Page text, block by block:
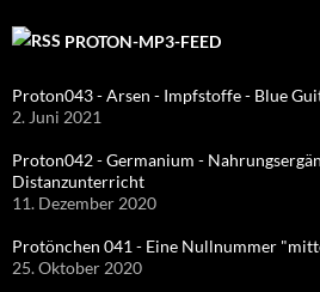
PROTON-MP3-FEED
Proton043 - Arsen - Impfstoffe - Blue
2. Juni 2021
Proton042 - Germanium -
Distanzunterricht
11. Dezember 2020
Protönchen 041 - Eine Nullnummer
25. Oktober 2020